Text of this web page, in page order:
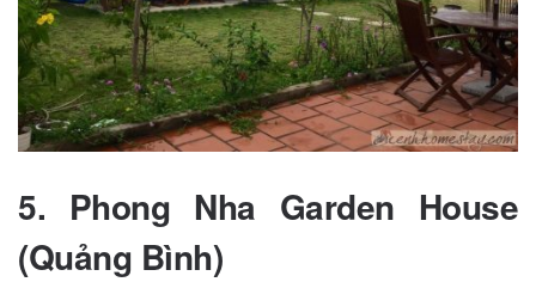
5. Phong Nha Garden House
(Quảng Bình)